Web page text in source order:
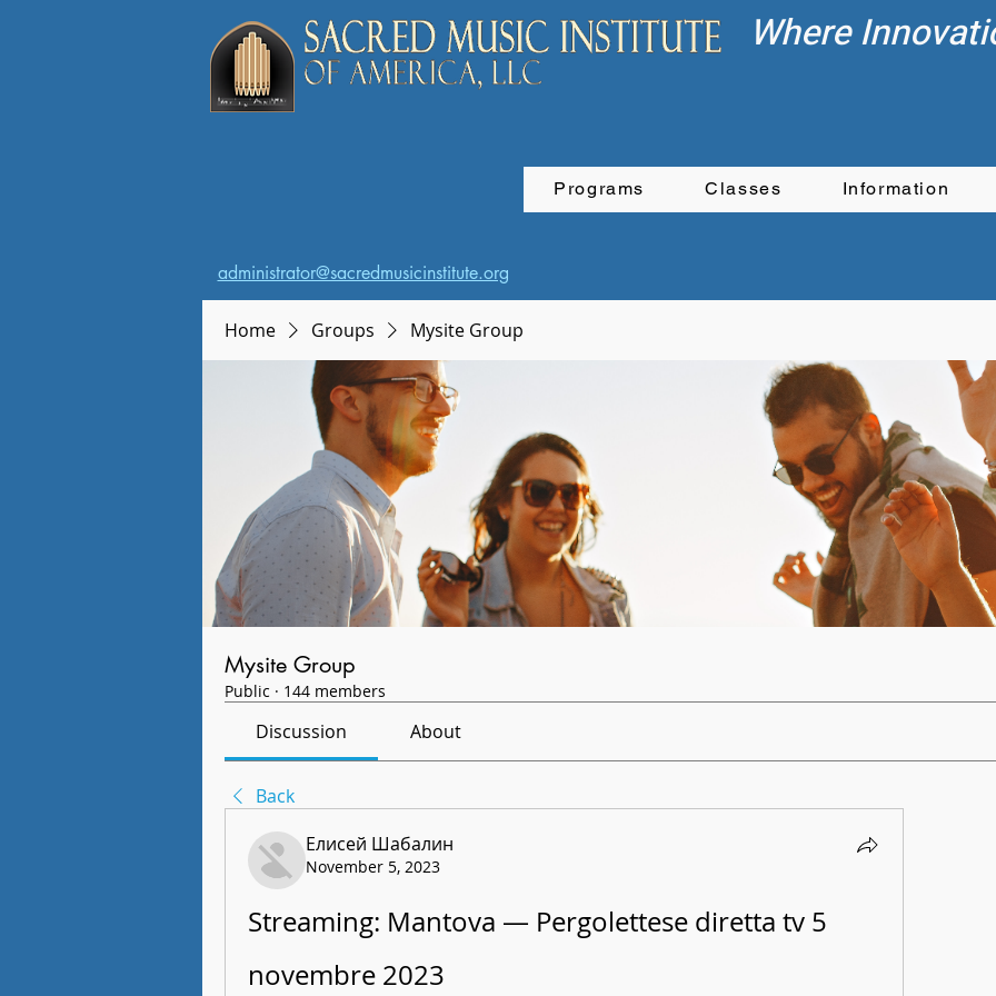
Where
Programs Classes Information
administrator@sacredmusicinstitute.org
Home Groups Mysite Group
Mysite Group
Public · 144 members
Discussion About
Back
Елисей Шабалин
November 5, 2023
Streaming: Mantova — Pergolettese diretta tv 5
novembre 2023